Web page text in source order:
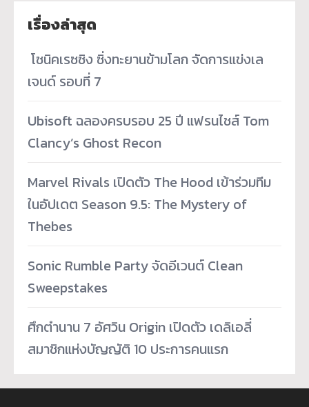
เรื่องล่าสุด
­ โซนิคเรซซิง ซิ่งทะยานข้ามโลก จัดการแข่งเล
เจนด์ รอบที่ 7
Ubisoft ฉลองครบรอบ 25 ปี แฟรนไชส์ Tom
Clancy’s Ghost Recon
Marvel Rivals เปิดตัว The Hood เข้าร่วมทีม
ในอัปเดต Season 9.5: The Mystery of
Thebes
Sonic Rumble Party จัดอีเวนต์ Clean
Sweepstakes
ศึกตำนาน 7 อัศวิน Origin เปิดตัว เดลิเอลี่
สมาชิกแห่งบัญญัติ 10 ประการคนแรก